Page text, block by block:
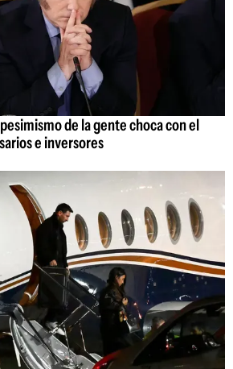
de la gente choca con el
e inversores